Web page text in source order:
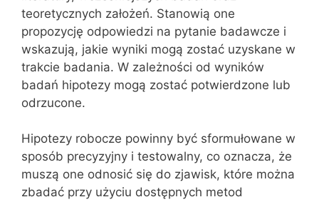
teoretycznych założeń. Stanowią one
propozycję odpowiedzi na pytanie badawcze i
wskazują, jakie wyniki mogą zostać uzyskane w
trakcie badania. W zależności od wyników
badań hipotezy mogą zostać potwierdzone lub
odrzucone.
Hipotezy robocze powinny być sformułowane w
sposób precyzyjny i testowalny, co oznacza, że
muszą one odnosić się do zjawisk, które można
zbadać przy użyciu dostępnych metod